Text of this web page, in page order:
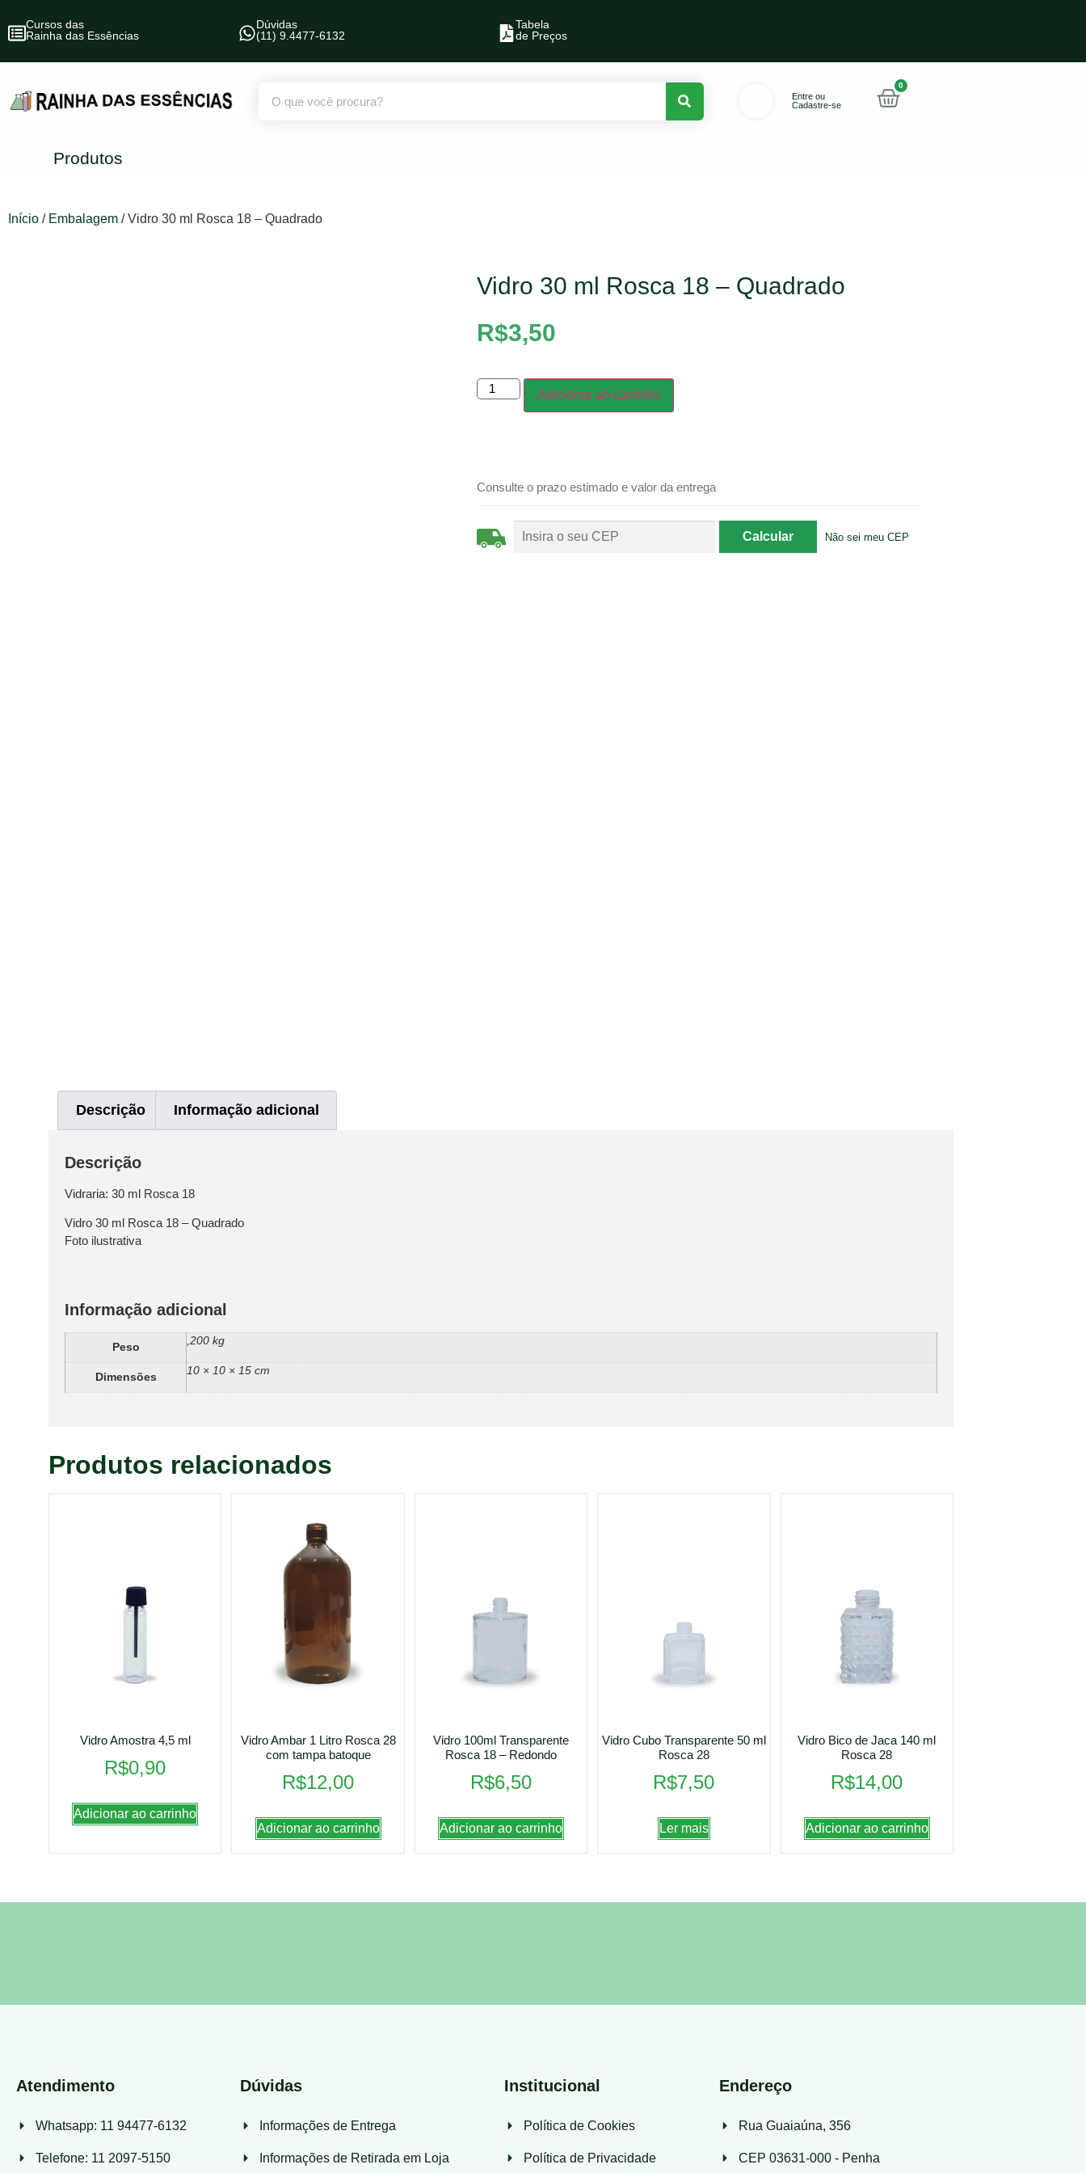
Cursos das
Rainha das Essências
Dúvidas
(11) 9.4477-6132
Tabela
de Preços
Entre ou
Cadastre-se
0
Produtos
Início / Embalagem / Vidro 30 ml Rosca 18 – Quadrado
Vidro 30 ml Rosca 18 – Quadrado
R$3,50
Adicionar ao carrinho
Consulte o prazo estimado e valor da entrega
Não sei meu CEP
Descrição Informação adicional
Descrição
Vidraria: 30 ml Rosca 18
Vidro 30 ml Rosca 18 – Quadrado
Foto ilustrativa
Informação adicional
Peso
,200 kg
Dimensões
10 × 10 × 15 cm
Produtos relacionados
Vidro Amostra 4,5 ml
R$0,90
Adicionar ao carrinho
Vidro Ambar 1 Litro Rosca 28
com tampa batoque
R$12,00
Adicionar ao carrinho
Vidro 100ml Transparente
Rosca 18 – Redondo
R$6,50
Adicionar ao carrinho
Vidro Cubo Transparente 50 ml
Rosca 28
R$7,50
Ler mais
Vidro Bico de Jaca 140 ml
Rosca 28
R$14,00
Adicionar ao carrinho
Atendimento
Whatsapp: 11 94477-6132
Telefone: 11 2097-5150
Dúvidas
Informações de Entrega
Informações de Retirada em Loja
Institucional
Política de Cookies
Política de Privacidade
Endereço
Rua Guaiaúna, 356
CEP 03631-000 - Penha